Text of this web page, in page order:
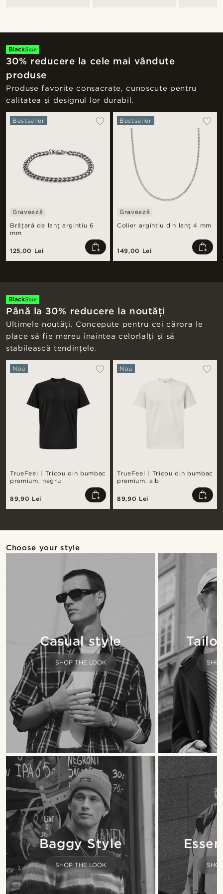
30% reducere la cele mai vândute
produse
Produse favorite consacrate, cunoscute pentru
calitatea și designul lor durabil.
Brățară de lanț argintiu 6
mm
Bestseller
Gravează
125,00 Lei
Colier argintiu din lanț 4 mm
Bestseller
Gravează
149,00 Lei
Până la 30% reducere la noutăți
Ultimele noutăți. Concepute pentru cei cărora le
place să fie mereu înaintea celorlalți și să
stabilească tendințele.
TrueFeel | Tricou din bumbac
premium, negru
Nou
89,90 Lei
TrueFeel | Tricou din bumbac
premium, alb
Nou
89,90 Lei
Choose your style
Casual style
SHOP THE LOOK
Baggy Style
SHOP THE LOOK